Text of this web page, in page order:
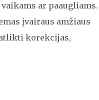
ar paaugliams.
įvairaus amžiaus
korekcijas,